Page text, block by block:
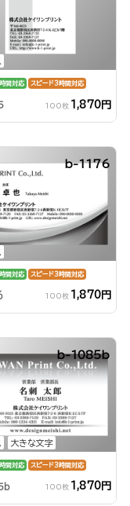
間対応 スピード3時間対応
100枚 1,870円
b-1176
間対応 スピード3時間対応
100枚 1,870円
大きな文字
b-1085b
間対応 スピード3時間対応
100枚 1,870円